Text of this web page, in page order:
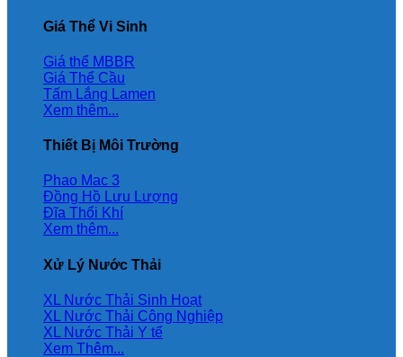
Giá Thể Vi Sinh
Giá thể MBBR
Giá Thể Cầu
Tấm Lắng Lamen
Xem thêm...
Thiết Bị Môi Trường
Phao Mac 3
Đồng Hồ Lưu Lượng
Đĩa Thổi Khí
Xem thêm...
Xử Lý Nước Thải
XL Nước Thải Sinh Hoạt
XL Nước Thải Công Nghiệp
XL Nước Thải Y tế
Xem Thêm...